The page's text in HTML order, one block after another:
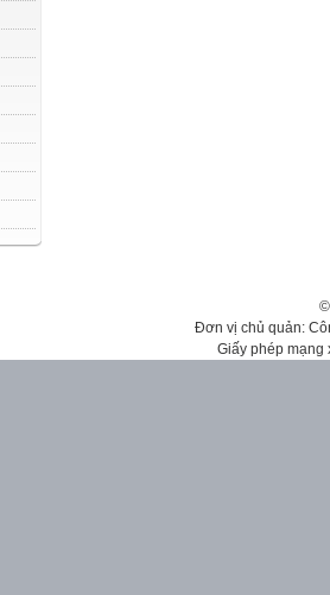
Đơn vị chủ quản:
Giấy phép mạng